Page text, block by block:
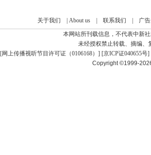
关于我们 About us| 联系我们
广
本网站所刊载信息，不代表中新
未经授权禁止转载、摘编、
[网上传播视听节目许可证（0106168） ] [京ICP证040655号]
Copyright ©1999-